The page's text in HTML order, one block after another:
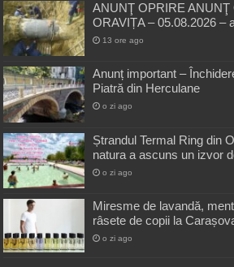
ANUNŢ OPRIRE
ORAVIȚA – 05.08.2026 –
13 ore ago
Anunț important –
Piatră din Herculane
o zi ago
Ștrandul Termal Ring din
natura a ascuns un izvor
o zi ago
Miresme de lavandă,
râsete de copii la
o zi ago